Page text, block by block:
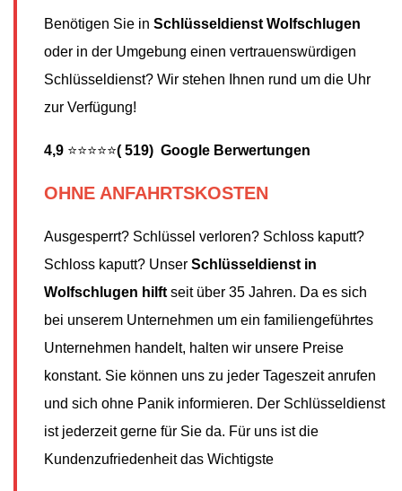
Benötigen Sie in Schlüsseldienst Wolfschlugen
oder in der Umgebung einen vertrauenswürdigen
Schlüsseldienst? Wir stehen Ihnen rund um die Uhr
zur Verfügung!
4,9 ⭐⭐⭐⭐⭐( 519) Google Berwertungen
OHNE ANFAHRTSKOSTEN
Ausgesperrt? Schlüssel verloren? Schloss kaputt?
Schloss kaputt? Unser Schlüsseldienst in
Wolfschlugen hilft seit über 35 Jahren. Da es sich
bei unserem Unternehmen um ein familiengeführtes
Unternehmen handelt, halten wir unsere Preise
konstant. Sie können uns zu jeder Tageszeit anrufen
und sich ohne Panik informieren. Der Schlüsseldienst
ist jederzeit gerne für Sie da. Für uns ist die
Kundenzufriedenheit das Wichtigste